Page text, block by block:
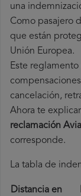
una
Como pasajero
que están
Unión Europea.
Este
cancelación,
Ahora te
reclamación
corresponde.
La tabla de
Distancia en